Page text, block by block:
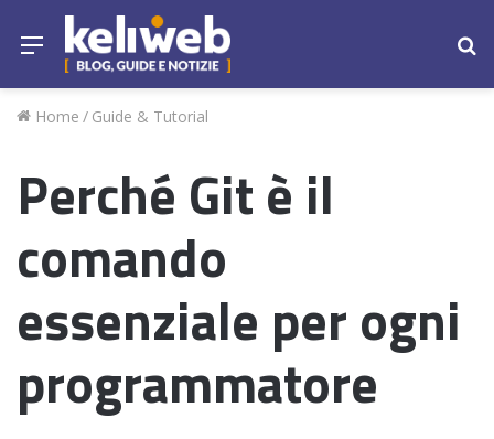
Menu
Home / Guide & Tutorial
Perché Git è il
comando
essenziale per ogni
programmatore